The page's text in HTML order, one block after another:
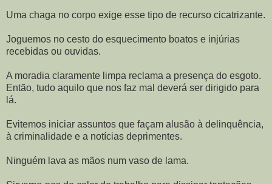
Uma chaga no corpo exige esse tipo de recurso cicatrizante.
Joguemos no cesto do esquecimento boatos e injúrias
recebidas ou ouvidas.
A moradia claramente limpa reclama a presença do esgoto.
Então, tudo aquilo que nos faz mal deverá ser dirigido para
lá.
Evitemos iniciar assuntos que façam alusão à delinquência,
à criminalidade e a notícias deprimentes.
Ninguém lava as mãos num vaso de lama.